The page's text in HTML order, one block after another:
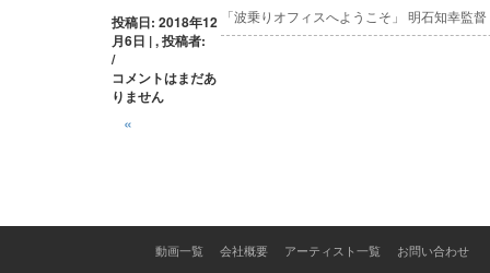
投稿日: 2018年12
月6日 | , 投稿者:
/
コメントはまだあ
りません
「波乗りオフィスへようこそ」 明石知幸監
投
稿
ナ
ビ
シ
«
動画一覧 会社概要 アーティスト一覧 お問い合わせ